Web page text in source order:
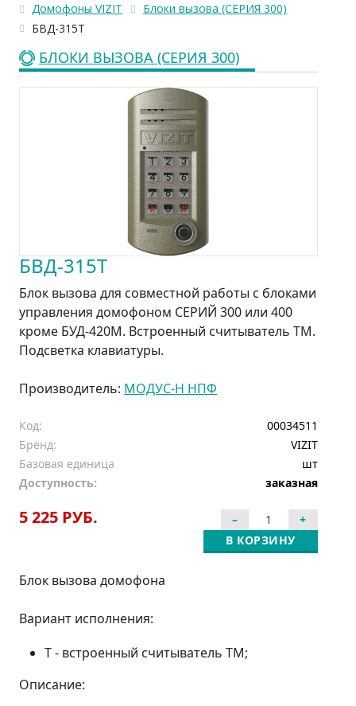
Домофоны VIZIT
Блоки вызова (СЕРИЯ 300)
БВД-315T
БЛОКИ ВЫЗОВА (СЕРИЯ 300)
БВД-315T
Блок вызова для совместной работы с блоками
управления домофоном СЕРИЙ 300 или 400
кроме БУД-420М. Встроенный считыватель ТМ.
Подсветка клавиатуры.
Производитель: МОДУС-Н НПФ
Код:
00034511
Бренд:
VIZIT
Базовая единица
шт
Доступность:
заказная
5 225 РУБ.
В КОРЗИНУ
Блок вызова домофона
Вариант исполнения:
T - встроенный считыватель TM;
Описание: